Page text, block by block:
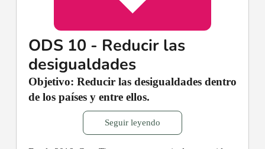
ODS 10 - Reducir las
desigualdades
Objetivo: Reducir las desigualdades dentro
de los países y entre ellos.
Seguir leyendo